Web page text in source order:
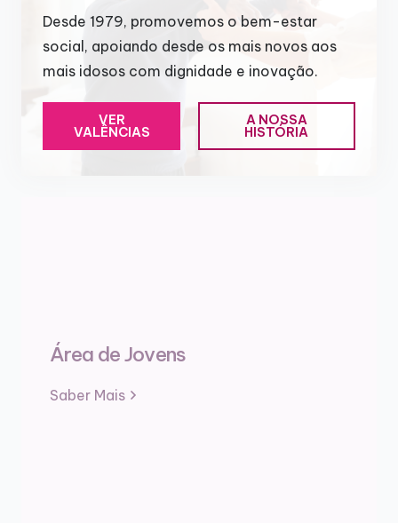
Desde 1979, promovemos o bem-estar
social, apoiando desde os mais novos aos
mais idosos com dignidade e inovação.
VER
VALÊNCIAS
A NOSSA
HISTÓRIA
Área de Jovens
Saber Mais